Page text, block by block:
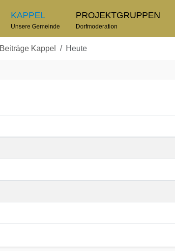
KAPPEL
Unsere Gemeinde
PROJEKTGRUPPEN
Dorfmoderation
Beiträge Kappel Heute